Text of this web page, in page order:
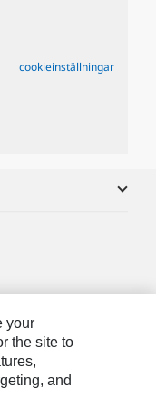
cookieinställningar
your
the site to
and